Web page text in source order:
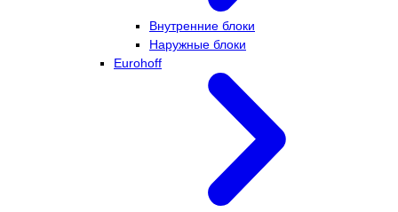
Внутренние блоки
Наружные блоки
Eurohoff